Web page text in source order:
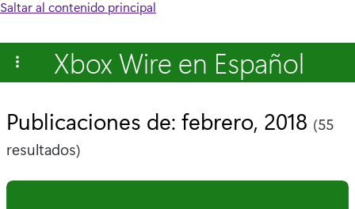
Saltar al contenido principal
Xbox Wire en Español
Publicaciones de: febrero, 2018 (55
resultados)